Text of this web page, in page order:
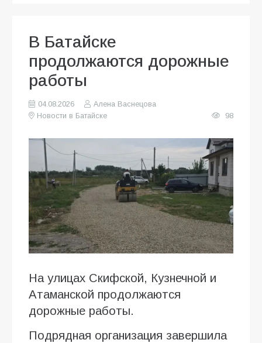
В Батайске
продолжаются дорожные
работы
04.08.2026
Алена Васнецова
Новости в Батайске
98
На улицах Скифской, Кузнечной и
Атаманской продолжаются
дорожные работы.
Подрядная организация завершила